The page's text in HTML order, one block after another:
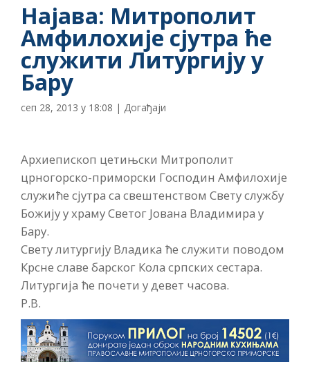
Најава: Митрополит
Амфилохије сјутра ће
служити Литургију у
Бару
сеп 28, 2013 у 18:08 | Догађаји
Архиепископ цетињски Митрополит
црногорско-приморски Господин Амфилохије
служиће сјутра са свештенством Свету службу
Божију у храму Светог Јована Владимира у
Бару.
Свету литургију Владика ће служити поводом
Крсне славе барског Кола српских сестара.
Литургија ће почети у девет часова.
Р.В.